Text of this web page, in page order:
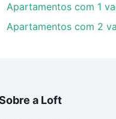
Apartamentos com 1
Apartamentos com 2
a Loft